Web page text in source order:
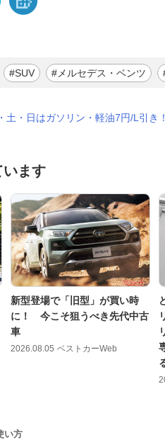
#SUV #メルセデス・ベンツ
土・日はガソリン・軽油7円/L引き
います
新型登場で「旧型」が買い時
に！ 今こそ狙うべき先代中古
車
2026.08.05 ベストカーWeb
い方